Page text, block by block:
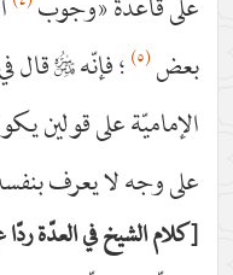
على قاعدة «وجوب
بعض(٥) ؛ فإنّهقدس‌سرهقال
الإماميّة على قولين
على وجه لا يعرف
كلام الشيخ في العدّة